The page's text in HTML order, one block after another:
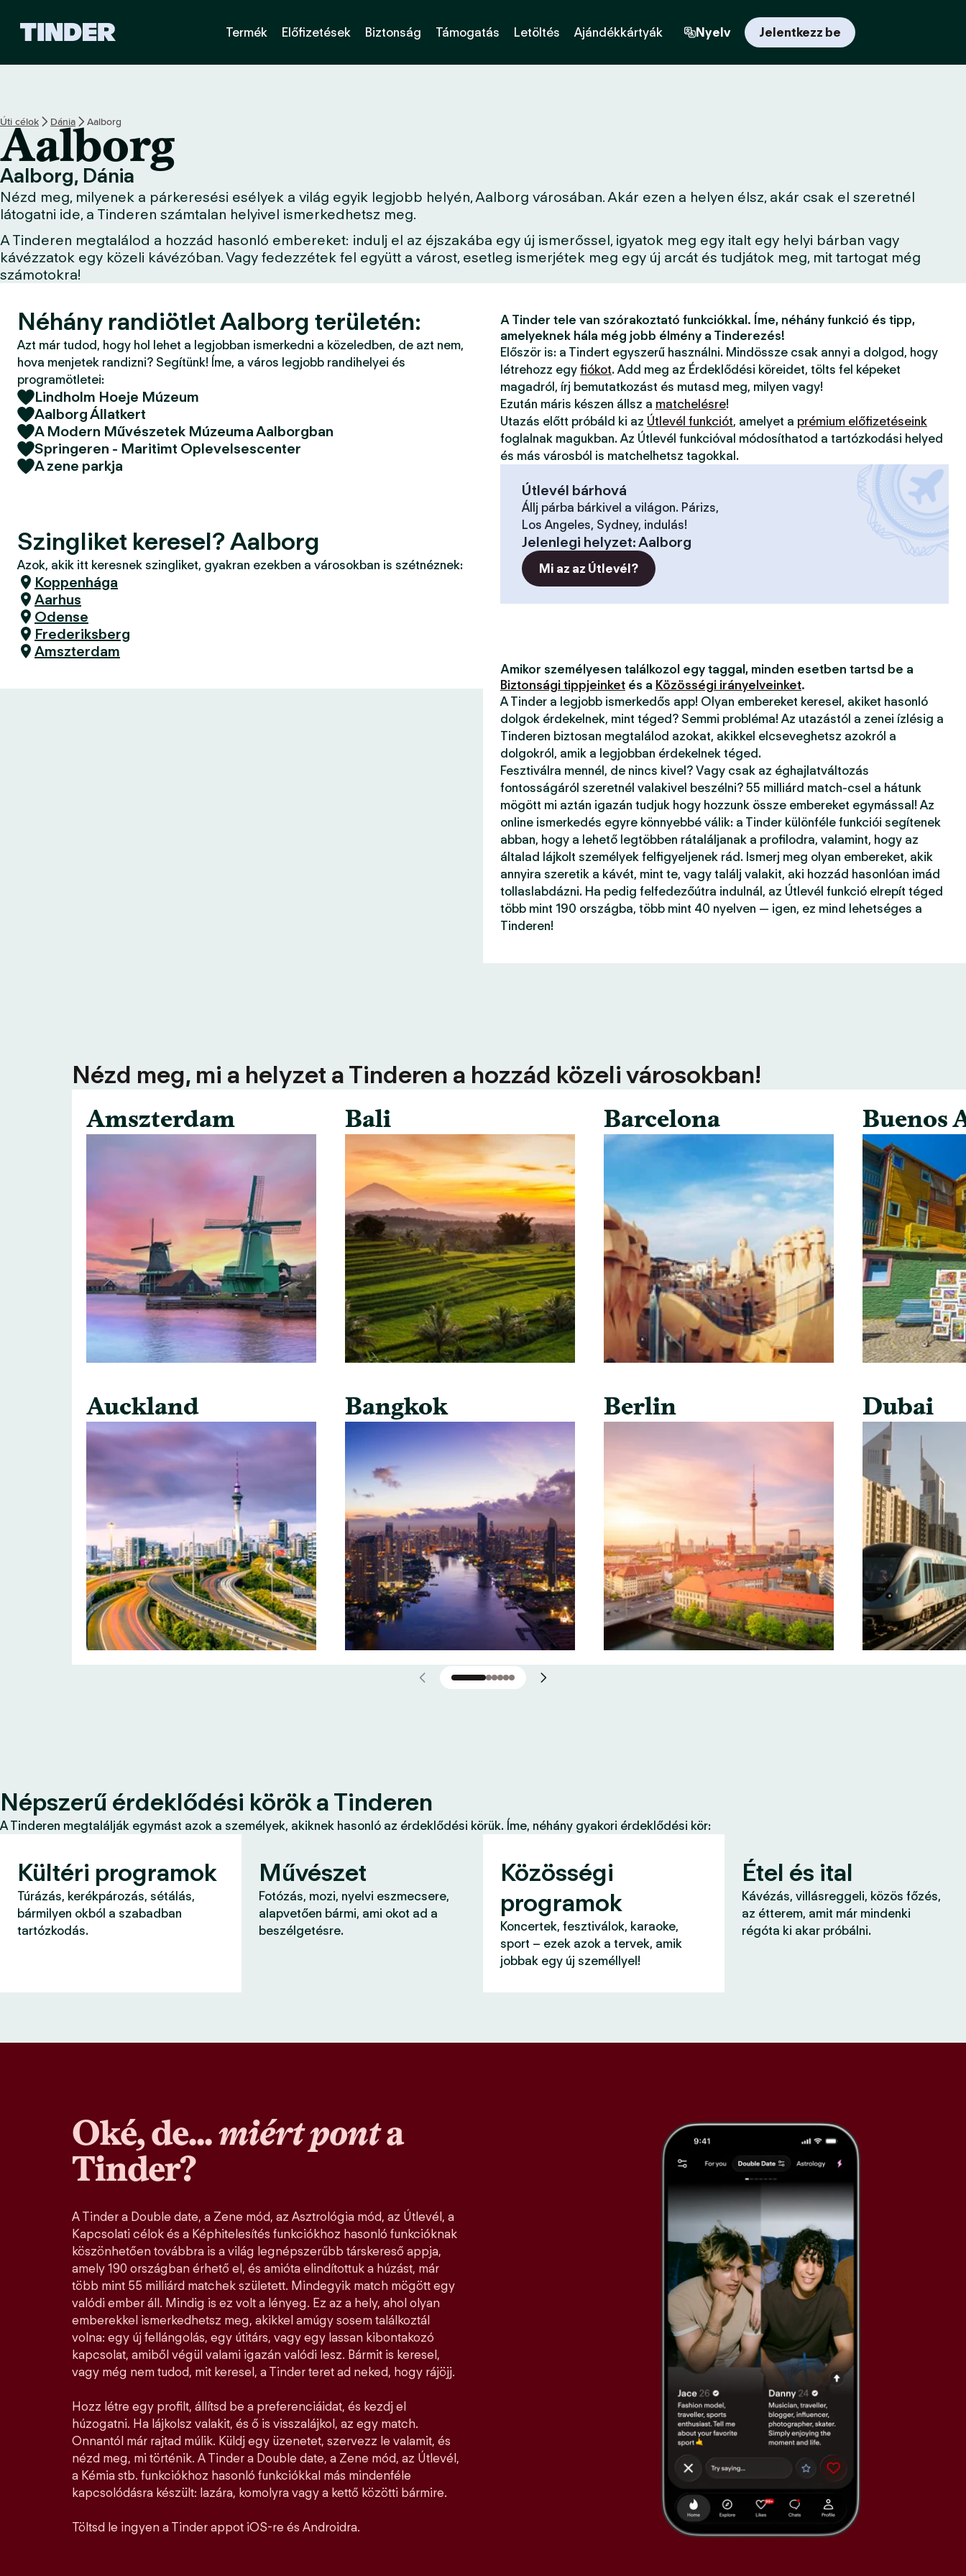
K
e
z
d
ő
o
l
a
l
Termék Előfizetések Biztonság Támogatás Letöltés Ajándékkártyák Nyelv Jelentkezz be
Úti célok Dánia Aalborg
Aalborg
Aalborg, Dánia
Nézd meg, milyenek a párkeresési esélyek a világ egyik legjobb helyén, Aalborg városában. Akár ezen a helyen élsz, akár csak el szeretnél
látogatni ide, a Tinderen számtalan helyivel ismerkedhetsz meg.
A Tinderen megtalálod a hozzád hasonló embereket: indulj el az éjszakába egy új ismerőssel, igyatok meg egy italt egy helyi bárban vagy
kávézzatok egy közeli kávézóban. Vagy fedezzétek fel együtt a várost, esetleg ismerjétek meg egy új arcát és tudjátok meg, mit tartogat még
számotokra!
Néhány randiötlet Aalborg területén:
Azt már tudod, hogy hol lehet a legjobban ismerkedni a közeledben, de azt nem,
hova menjetek randizni? Segítünk! Íme, a város legjobb randihelyei és
programötletei:
Lindholm Hoeje Múzeum
Aalborg Állatkert
A Modern Művészetek Múzeuma Aalborgban
Springeren - Maritimt Oplevelsescenter
A zene parkja
Szingliket keresel? Aalborg
Azok, akik itt keresnek szingliket, gyakran ezekben a városokban is szétnéznek:
Koppenhága
Aarhus
Odense
Frederiksberg
Amszterdam
A Tinder tele van szórakoztató funkciókkal. Íme, néhány funkció és tipp,
amelyeknek hála még jobb élmény a Tinderezés!
Először is: a Tindert egyszerű használni. Mindössze csak annyi a dolgod, hogy
létrehozz egy fiókot. Add meg az Érdeklődési köreidet, tölts fel képeket
magadról, írj bemutatkozást és mutasd meg, milyen vagy!
Ezután máris készen állsz a matchelésre!
Utazás előtt próbáld ki az Útlevél funkciót, amelyet a prémium előfizetéseink
foglalnak magukban. Az Útlevél funkcióval módosíthatod a tartózkodási helyed
és más városból is matchelhetsz tagokkal.
Útlevél bárhová
Állj párba bárkivel a világon. Párizs,
Los Angeles, Sydney, indulás!
Jelenlegi helyzet:Aalborg
Mi az az Útlevél?
Amikor személyesen találkozol egy taggal, minden esetben tartsd be a
Biztonsági tippjeinket és a Közösségi irányelveinket.
A Tinder a legjobb ismerkedős app! Olyan embereket keresel, akiket hasonló
dolgok érdekelnek, mint téged? Semmi probléma! Az utazástól a zenei ízlésig a
Tinderen biztosan megtalálod azokat, akikkel elcseveghetsz azokról a
dolgokról, amik a legjobban érdekelnek téged.
Fesztiválra mennél, de nincs kivel? Vagy csak az éghajlatváltozás
fontosságáról szeretnél valakivel beszélni? 55 milliárd match-csel a hátunk
mögött mi aztán igazán tudjuk hogy hozzunk össze embereket egymással! Az
online ismerkedés egyre könnyebbé válik: a Tinder különféle funkciói segítenek
abban, hogy a lehető legtöbben rátaláljanak a profilodra, valamint, hogy az
általad lájkolt személyek felfigyeljenek rád. Ismerj meg olyan embereket, akik
annyira szeretik a kávét, mint te, vagy találj valakit, aki hozzád hasonlóan imád
tollaslabdázni. Ha pedig felfedezőútra indulnál, az Útlevél funkció elrepít téged
több mint 190 országba, több mint 40 nyelven — igen, ez mind lehetséges a
Tinderen!
Nézd meg, mi a helyzet a Tinderen a hozzád közeli városokban!
Amszterdam
Auckland
Bali
Bangkok
Barcelona
Berlin
Buenos
Dubai
Népszerű érdeklődési körök a Tinderen
A Tinderen megtalálják egymást azok a személyek, akiknek hasonló az érdeklődési körük. Íme, néhány gyakori érdeklődési kör:
Kültéri programok
Túrázás, kerékpározás, sétálás,
bármilyen okból a szabadban
tartózkodás.
Művészet
Fotózás, mozi, nyelvi eszmecsere,
alapvetően bármi, ami okot ad a
beszélgetésre.
Közösségi
programok
Koncertek, fesztiválok, karaoke,
sport – ezek azok a tervek, amik
jobbak egy új személlyel!
Étel és ital
Kávézás, villásreggeli, közös főzés,
az étterem, amit már mindenki
régóta ki akar próbálni.
Oké, de...miért ponta
Tinder?
A Tinder a Double date, a Zene mód, az Asztrológia mód, az Útlevél, a
Kapcsolati célok és a Képhitelesítés funkciókhoz hasonló funkcióknak
köszönhetően továbbra is a világ legnépszerűbb társkereső appja,
amely 190 országban érhető el, és amióta elindítottuk a húzást, már
több mint 55 milliárd matchek született. Mindegyik match mögött egy
valódi ember áll. Mindig is ez volt a lényeg. Ez az a hely, ahol olyan
emberekkel ismerkedhetsz meg, akikkel amúgy sosem találkoztál
volna: egy új fellángolás, egy útitárs, vagy egy lassan kibontakozó
kapcsolat, amiből végül valami igazán valódi lesz. Bármit is keresel,
vagy még nem tudod, mit keresel, a Tinder teret ad neked, hogy rájöjj.
Hozz létre egy profilt, állítsd be a preferenciáidat, és kezdj el
húzogatni. Ha lájkolsz valakit, és ő is visszalájkol, az egy match.
Onnantól már rajtad múlik. Küldj egy üzenetet, szervezz le valamit, és
nézd meg, mi történik. A Tinder a Double date, a Zene mód, az Útlevél,
a Kémia stb. funkciókhoz hasonló funkciókkal más mindenféle
kapcsolódásra készült: lazára, komolyra vagy a kettő közötti bármire.
Töltsd le ingyen a Tinder appot iOS-re és Androidra.